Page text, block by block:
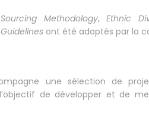
Methodology,Ethnic
ont été adoptés par la
une sélection de
de développer et de